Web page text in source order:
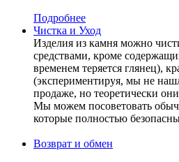
Подробнее
Чистка и Уход
Изделия из камня можно
средствами, кроме
временем теряется глянец),
(экспериментируя, мы не
продаже, но теоретически
Мы можем посоветовать
которые полностью
Возврат и обмен